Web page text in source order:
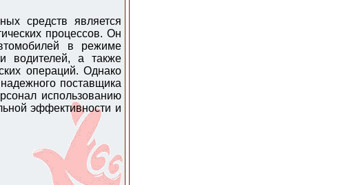
средств является
процессов. Он
в режиме
водителей, а также
операций. Однако
поставщика
использованию
эффективности и